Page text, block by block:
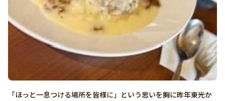
「ほっと一息つける場所を皆様に」という思いを胸に昨年東光か